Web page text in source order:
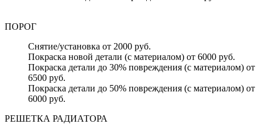
ПОРОГ
Снятие/установка от 2000 руб.
Покраска новой детали (с материалом) от 6000 руб.
Покраска детали до 30% повреждения (с материалом) от
6500 руб.
Покраска детали до 50% повреждения (с материалом) от
6000 руб.
РЕШЕТКА РАДИАТОРА